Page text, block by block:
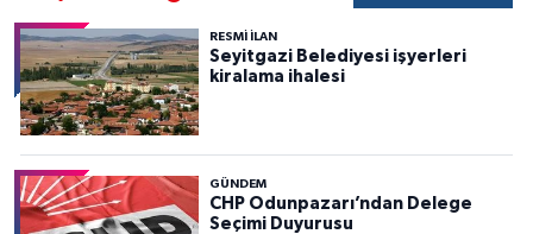
RESMİ İLAN
Seyitgazi Belediyesi işyerleri
kiralama ihalesi
GÜNDEM
CHP Odunpazarı’ndan Delege
Seçimi Duyurusu